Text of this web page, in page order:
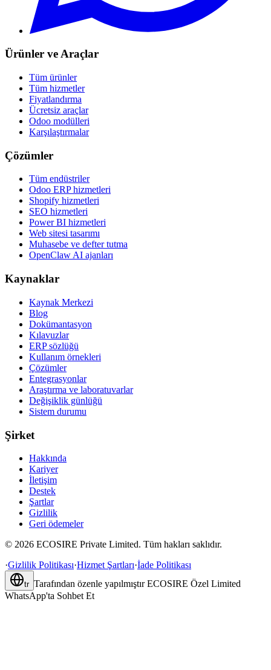
Ürünler ve Araçlar
Tüm ürünler
Tüm hizmetler
Fiyatlandırma
Ücretsiz araçlar
Odoo modülleri
Karşılaştırmalar
Çözümler
Tüm endüstriler
Odoo ERP hizmetleri
Shopify hizmetleri
SEO hizmetleri
Power BI hizmetleri
Web sitesi tasarımı
Muhasebe ve defter tutma
OpenClaw AI ajanları
Kaynaklar
Kaynak Merkezi
Blog
Dokümantasyon
Kılavuzlar
ERP sözlüğü
Kullanım örnekleri
Çözümler
Entegrasyonlar
Araştırma ve laboratuvarlar
Değişiklik günlüğü
Sistem durumu
Şirket
Hakkında
Kariyer
İletişim
Destek
Şartlar
Gizlilik
Geri ödemeler
© 2026 ECOSIRE Private Limited. Tüm hakları saklıdır.
·Gizlilik Politikası·Hizmet Şartları·İade Politikası
tr Tarafından özenle yapılmıştır ECOSIRE Özel Limited
WhatsApp'ta Sohbet Et